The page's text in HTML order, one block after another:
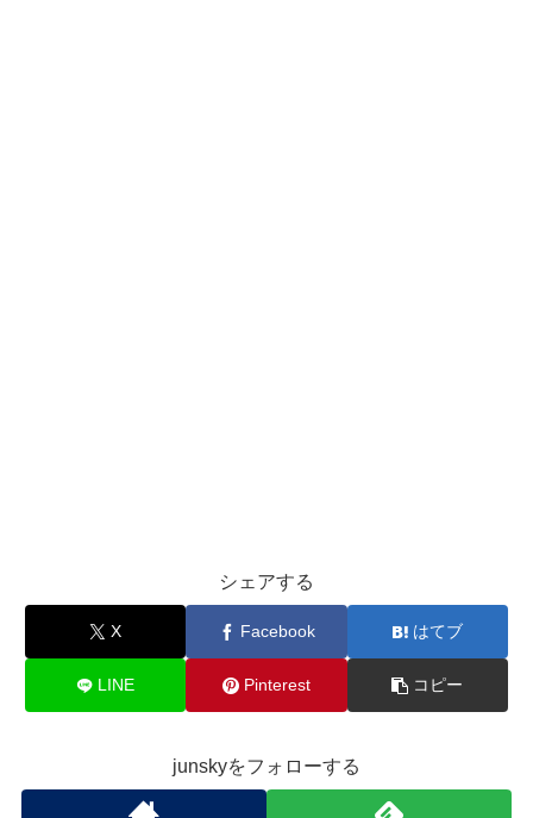
シェアする
X Facebook はてブ
LINE Pinterest コピー
junskyをフォローする